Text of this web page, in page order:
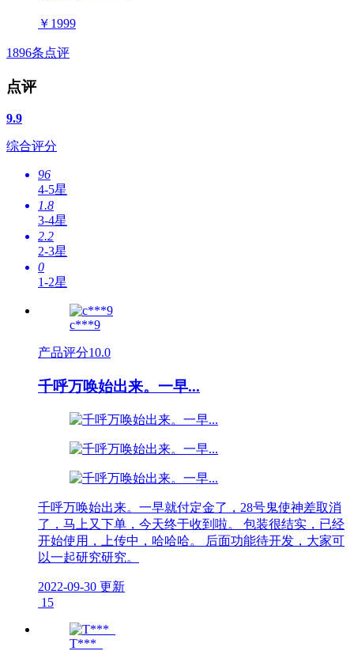
￥1999
1896条点评
点评
9.9
综合评分
96
4-5星
1.8
3-4星
2.2
2-3星
0
1-2星
c***9
产品评分10.0
千呼万唤始出来。一早...
千呼万唤始出来。一早就付定金了，28号鬼使神差取消
了，马上又下单，今天终于收到啦。 包装很结实，已经
开始使用，上传中，哈哈哈。 后面功能待开发，大家可
以一起研究研究。
2022-09-30 更新
15
T***_